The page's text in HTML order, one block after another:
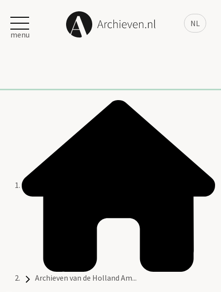
NL
menu
Archieven van de Holland Am...